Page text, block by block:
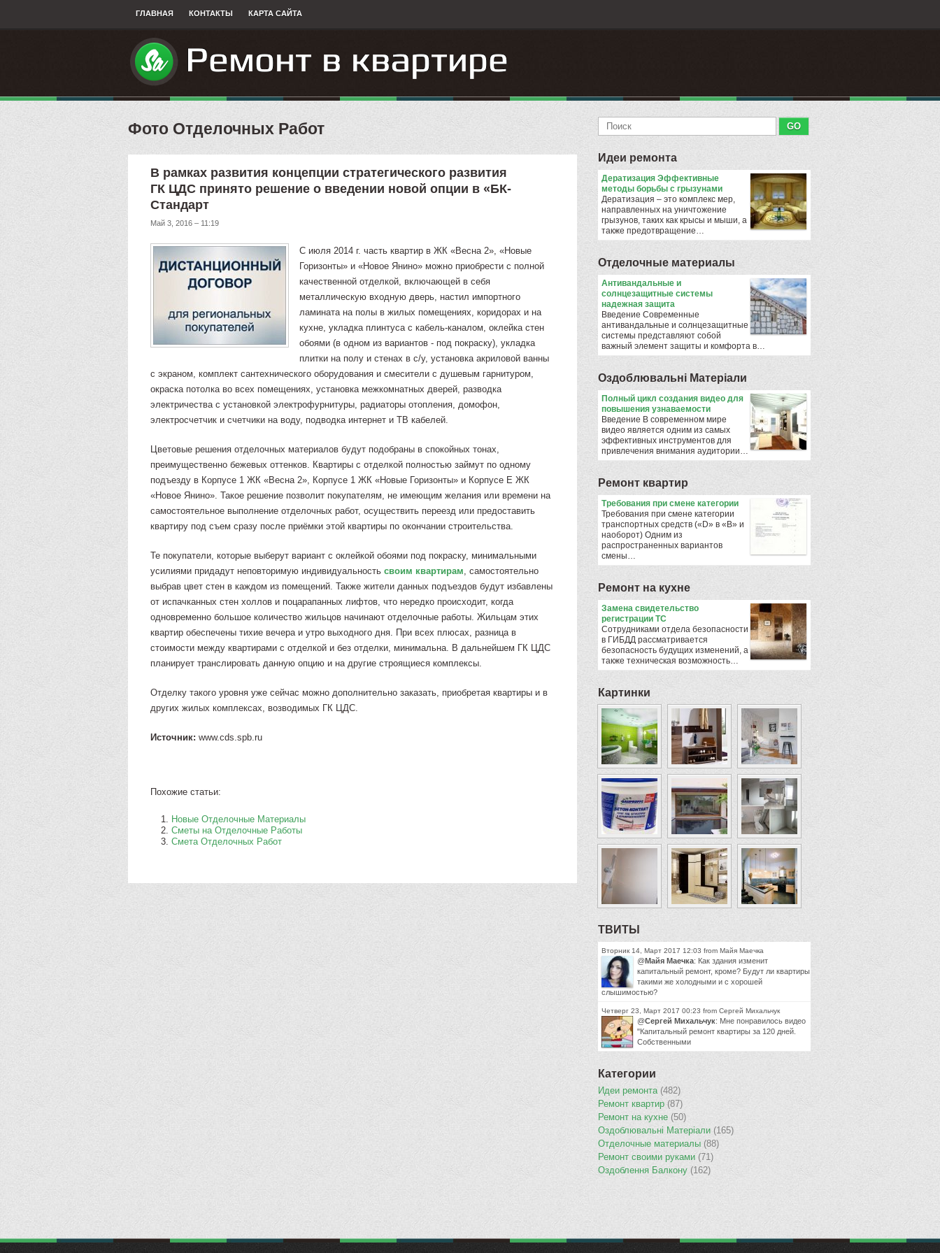
ГЛАВНАЯ КОНТАКТЫ КАРТА САЙТА
Фото Отделочных Работ
В рамках развития концепции стратегического развития
ГК ЦДС принято решение о введении новой опции в «БК-
Стандарт
Май 3, 2016 – 11:19
С июля 2014 г. часть квартир в ЖК «Весна 2», «Новые
Горизонты» и «Новое Янино» можно приобрести с полной
качественной отделкой, включающей в себя
металлическую входную дверь, настил импортного
ламината на полы в жилых помещениях, коридорах и на
кухне, укладка плинтуса с кабель-каналом, оклейка стен
обоями (в одном из вариантов - под покраску), укладка
плитки на полу и стенах в с/у, установка акриловой ванны
с экраном, комплект сантехнического оборудования и смесители с душевым гарнитуром,
окраска потолка во всех помещениях, установка межкомнатных дверей, разводка
электричества с установкой электрофурнитуры, радиаторы отопления, домофон,
электросчетчик и счетчики на воду, подводка интернет и ТВ кабелей.
Цветовые решения отделочных материалов будут подобраны в спокойных тонах,
преимущественно бежевых оттенков. Квартиры с отделкой полностью займут по одному
подъезду в Корпусе 1 ЖК «Весна 2», Корпусе 1 ЖК «Новые Горизонты» и Корпусе Е ЖК
«Новое Янино». Такое решение позволит покупателям, не имеющим желания или времени на
самостоятельное выполнение отделочных работ, осуществить переезд или предоставить
квартиру под съем сразу после приёмки этой квартиры по окончании строительства.
Те покупатели, которые выберут вариант с оклейкой обоями под покраску, минимальными
усилиями придадут неповторимую индивидуальностьсвоим квартирам, самостоятельно
выбрав цвет стен в каждом из помещений. Также жители данных подъездов будут избавлены
от испачканных стен холлов и поцарапанных лифтов, что нередко происходит, когда
одновременно большое количество жильцов начинают отделочные работы. Жильцам этих
квартир обеспечены тихие вечера и утро выходного дня. При всех плюсах, разница в
стоимости между квартирами с отделкой и без отделки, минимальна. В дальнейшем ГК ЦДС
планирует транслировать данную опцию и на другие строящиеся комплексы.
Отделку такого уровня уже сейчас можно дополнительно заказать, приобретая квартиры и в
других жилых комплексах, возводимых ГК ЦДС.
Источник: www.cds.spb.ru
Похожие статьи:
Новые Отделочные Материалы
Сметы на Отделочные Работы
Смета Отделочных Работ
Идеи ремонта
Дератизация Эффективные
методы борьбы с грызунами
Дератизация – это комплекс мер,
направленных на уничтожение
грызунов, таких как крысы и мыши, а
также предотвращение…
Отделочные материалы
Антивандальные и
солнцезащитные системы
надежная защита
Введение Современные
антивандальные и солнцезащитные
системы представляют собой
важный элемент защиты и комфорта в…
Оздоблювальнi Матерiали
Полный цикл создания видео для
повышения узнаваемости
Введение В современном мире
видео является одним из самых
эффективных инструментов для
привлечения внимания аудитории…
Ремонт квартир
​Требования при смене категории
Требования при смене категории
транспортных средств («D» в «B» и
наоборот) Одним из
распространенных вариантов
смены…
Ремонт на кухне
Замена свидетельство
регистрации ТС
Сотрудниками отдела безопасности
в ГИБДД рассматривается
безопасность будущих изменений, а
также техническая возможность…
Картинки
ТВИТЫ
Вторник 14, Март 2017 12:03 from Майя Маечка
@Майя Маечка: Как здания изменит
капитальный ремонт, кроме? Будут ли квартиры
такими же холодными и с хорошей
слышимостью?
Четверг 23, Март 2017 00:23 from Сергей Михальчук
@Сергей Михальчук: Мне понравилось видео
"Капитальный ремонт квартиры за 120 дней.
Собственными
Категории
Идеи ремонта (482)
Ремонт квартир (87)
Ремонт на кухне (50)
Оздоблювальнi Матерiали (165)
Отделочные материалы (88)
Ремонт своими руками (71)
Оздоблення Балкону (162)